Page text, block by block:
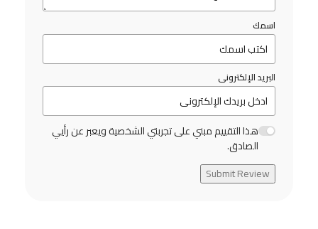
اسمك
البريد الإلكترونى
هذا التقييم مبني على تجربتي الشخصية ويعبر عن رأيي
الصادق.
Submit Review